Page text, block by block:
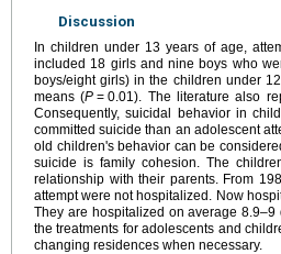
Discussion
In children under 13 years of age,
included 18 girls and nine boys who
boys/eight girls) in the children under
means (P = 0.01). The literature also
Consequently, suicidal behavior in
committed suicide than an adolescent
old children's behavior can be
suicide is family cohesion. The
relationship with their parents. From
attempt were not hospitalized. Now
They are hospitalized on average
the treatments for adolescents and
changing residences when necessary.